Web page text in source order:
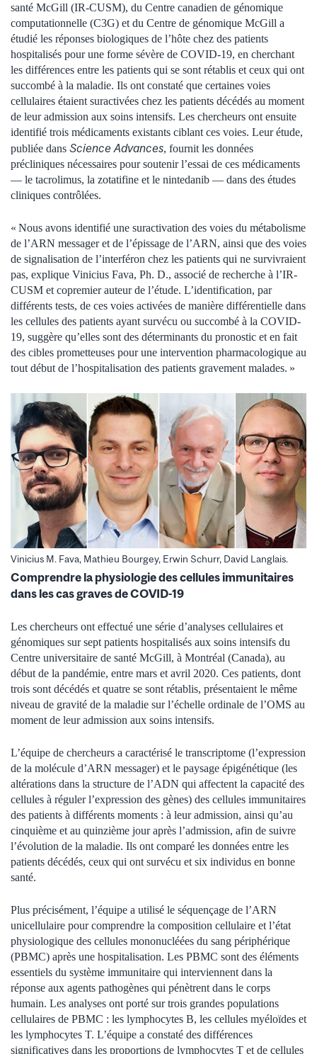
santé McGill (IR-CUSM), du Centre canadien de génomique
computationnelle (C3G) et du Centre de génomique McGill a
étudié les réponses biologiques de l’hôte chez des patients
hospitalisés pour une forme sévère de COVID-19, en cherchant
les différences entre les patients qui se sont rétablis et ceux qui ont
succombé à la maladie. Ils ont constaté que certaines voies
cellulaires étaient suractivées chez les patients décédés au moment
de leur admission aux soins intensifs. Les chercheurs ont ensuite
identifié trois médicaments existants ciblant ces voies. Leur étude,
publiée dans Science Advances, fournit les données
précliniques nécessaires pour soutenir l’essai de ces médicaments
— le tacrolimus, la zotatifine et le nintedanib — dans des études
cliniques contrôlées.
« Nous avons identifié une suractivation des voies du métabolisme
de l’ARN messager et de l’épissage de l’ARN, ainsi que des voies
de signalisation de l’interféron chez les patients qui ne survivraient
pas, explique Vinicius Fava, Ph. D., associé de recherche à l’IR-
CUSM et copremier auteur de l’étude. L’identification, par
différents tests, de ces voies activées de manière différentielle dans
les cellules des patients ayant survécu ou succombé à la COVID-
19, suggère qu’elles sont des déterminants du pronostic et en fait
des cibles prometteuses pour une intervention pharmacologique au
tout début de l’hospitalisation des patients gravement malades. »
Vinicius M. Fava, Mathieu Bourgey, Erwin Schurr, David Langlais.
Comprendre la physiologie des cellules immunitaires
dans les cas graves de COVID-19
Les chercheurs ont effectué une série d’analyses cellulaires et
génomiques sur sept patients hospitalisés aux soins intensifs du
Centre universitaire de santé McGill, à Montréal (Canada), au
début de la pandémie, entre mars et avril 2020. Ces patients, dont
trois sont décédés et quatre se sont rétablis, présentaient le même
niveau de gravité de la maladie sur l’échelle ordinale de l’OMS au
moment de leur admission aux soins intensifs.
L’équipe de chercheurs a caractérisé le transcriptome (l’expression
de la molécule d’ARN messager) et le paysage épigénétique (les
altérations dans la structure de l’ADN qui affectent la capacité des
cellules à réguler l’expression des gènes) des cellules immunitaires
des patients à différents moments : à leur admission, ainsi qu’au
cinquième et au quinzième jour après l’admission, afin de suivre
l’évolution de la maladie. Ils ont comparé les données entre les
patients décédés, ceux qui ont survécu et six individus en bonne
santé.
Plus précisément, l’équipe a utilisé le séquençage de l’ARN
unicellulaire pour comprendre la composition cellulaire et l’état
physiologique des cellules mononucléées du sang périphérique
(PBMC) après une hospitalisation. Les PBMC sont des éléments
essentiels du système immunitaire qui interviennent dans la
réponse aux agents pathogènes qui pénètrent dans le corps
humain. Les analyses ont porté sur trois grandes populations
cellulaires de PBMC : les lymphocytes B, les cellules myéloïdes et
les lymphocytes T. L’équipe a constaté des différences
significatives dans les proportions de lymphocytes T et de cellules